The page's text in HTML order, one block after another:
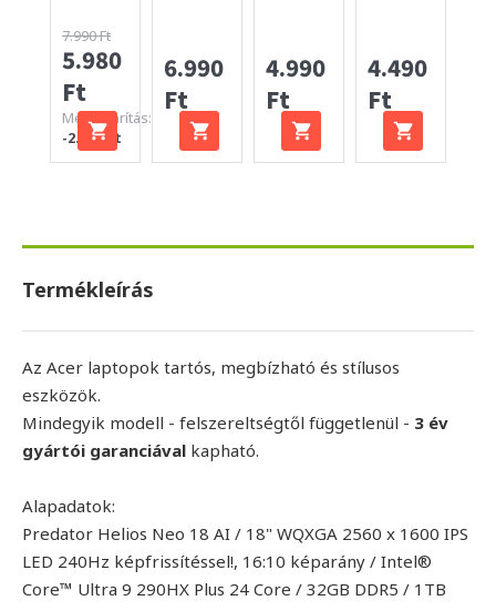
7.990 Ft
5.980
Ft
Megtakarítás:
-2.010 Ft
6.990
Ft
4.990
Ft
4.490
Ft
Termékleírás
Az Acer laptopok tartós, megbízható és stílusos
eszközök.
Mindegyik modell - felszereltségtől függetlenül - 3 év
gyártói garanciával kapható.
Alapadatok:
Predator Helios Neo 18 AI / 18" WQXGA 2560 x 1600 IPS
LED 240Hz képfrissítéssel!, 16:10 képarány / Intel®
Core™ Ultra 9 290HX Plus 24 Core / 32GB DDR5 / 1TB